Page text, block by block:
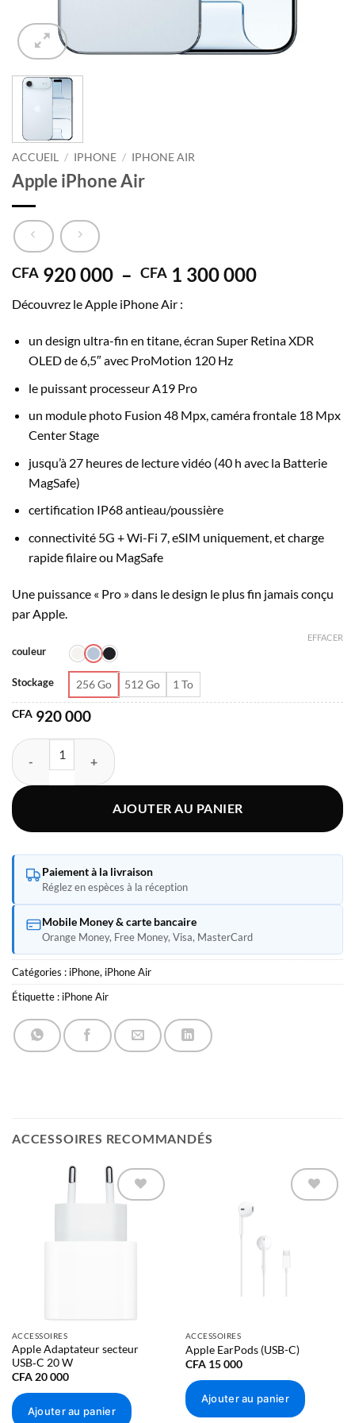
ACCUEIL / IPHONE / IPHONE AIR
Apple iPhone Air
CFA 920 000 – CFA 1 300 000Plage
CFA 920
000
300
000
Découvrez le Apple iPhone Air :
un design ultra-fin en titane, écran Super Retina XDR
OLED de 6,5″ avec ProMotion 120 Hz
le puissant processeur A19 Pro
un module photo Fusion 48 Mpx, caméra frontale 18 Mpx
Center Stage
jusqu’à 27 heures de lecture vidéo (40 h avec la Batterie
MagSafe)
certification IP68 antieau/poussière
connectivité 5G + Wi-Fi 7, eSIM uniquement, et charge
rapide filaire ou MagSafe
Une puissance « Pro » dans le design le plus fin jamais conçu
par Apple.
couleur
Stockage 256 Go 512 Go 1 To
EFFACER
CFA 920 000
quantité de Apple iPhone Air
AJOUTER AU PANIER
Paiement à la livraison
Réglez en espèces à la réception
Mobile Money & carte bancaire
Orange Money, Free Money, Visa, MasterCard
Catégories : iPhone, iPhone Air
Étiquette : iPhone Air
ACCESSOIRES RECOMMANDÉS
ACCESSOIRES
Apple Adaptateur secteur
USB‑C 20 W
CFA20 000
Ajouter au panier
ACCESSOIRES
Apple EarPods (USB-C)
CFA15 000
Ajouter au panier